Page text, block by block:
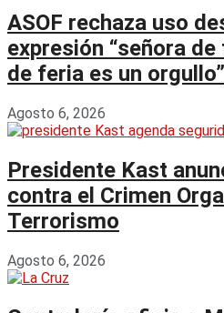
ASOF rechaza uso
expresión “señora de
de feria es un orgullo”
Agosto 6, 2026
Presidente Kast
contra el Crimen
Terrorismo
Agosto 6, 2026